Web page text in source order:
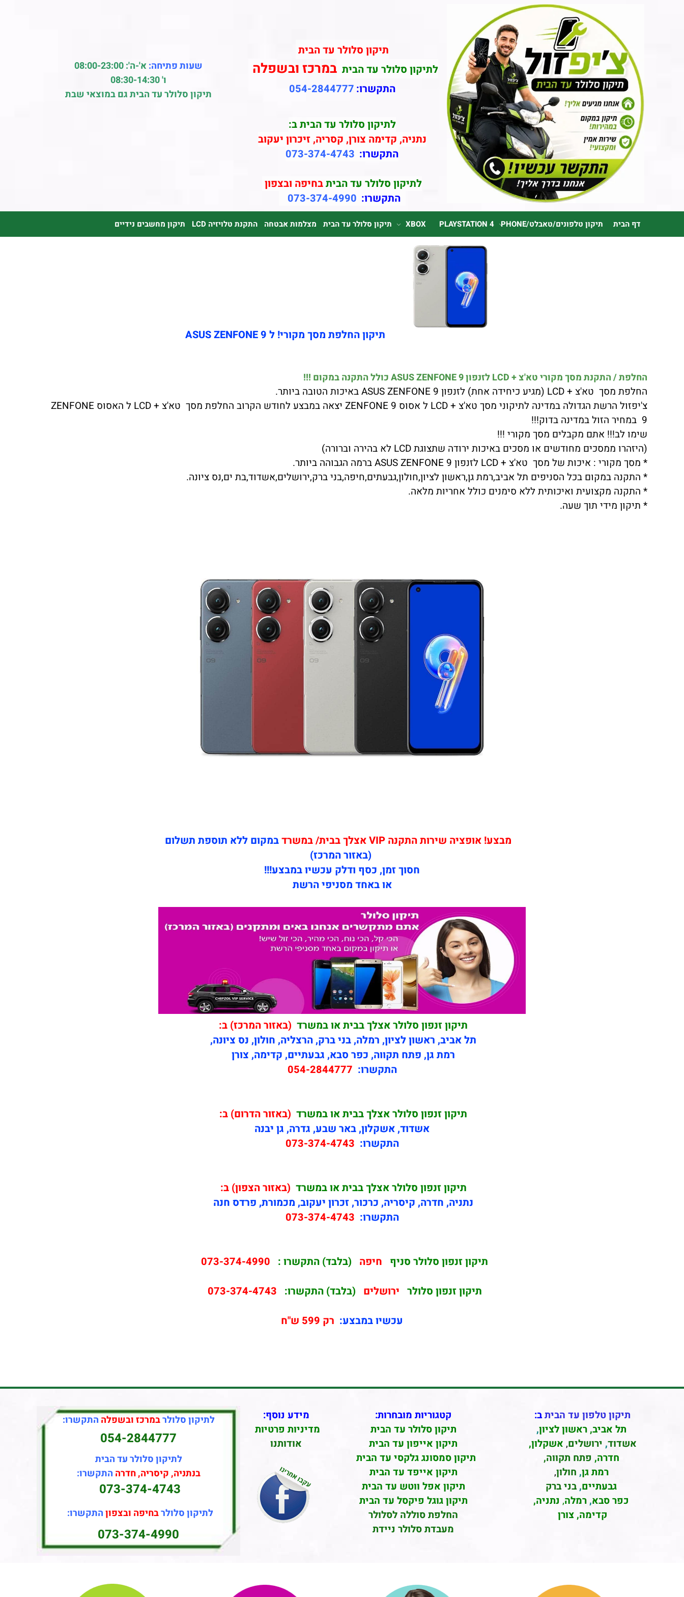
תיקון סלולר עד הבית
לתיקון סלולר עד הביתבמרכז ובשפלה
התקשרו: 054-2844777
לתיקון סלולר עד הבית ב:
נתניה, קדימה צורן, קסריה, זיכרון יעקוב
התקשרו: 073-374-4743
לתיקון סלולר עד הביתבחיפה ובצפון
התקשרו: 073-374-4990
שעות פתיחה:א'-ה': 08:00-23:00
ו' 08:30-14:30
תיקון סלולר עד הבית גם במוצאי שבת
דף הבית תיקון טלפונים/טאבלט/PHONE PLAYSTATION 4
XBOX תיקון סלולר עד הבית מצלמות אבטחה התקנת טלויזיה LCD תיקון מחשבים נידיים
תיקון החלפת מסך מקורי! ל ASUS ZENFONE 9
החלפת / התקנת מסך מקורי טא'צ + LCD לזנפון ASUS ZENFONE 9 כולל התקנה במקום !!!
החלפת מסך טא'צ + LCD (מגיע כיחידה אחת) לזנפון ASUS ZENFONE 9 באיכות הטובה ביותר.
צ'יפזול הרשת הגדולה במדינה לתיקוני מסך טא'צ + LCD ל אסוס ZENFONE 9 יצאה במבצע לחודש הקרוב החלפת מסך טא'צ + LCD ל האסוס ZENFONE
9 במחיר הזול במדינה בדוק!!!
שימו לב!!! אתם מקבלים מסך מקורי !!!
(היזהרו ממסכים מחודשים או מסכים באיכות ירודה שתצוגת LCD לא בהירה וברורה)
* מסך מקורי : איכות של מסך טא'צ + LCD לזנפון ASUS ZENFONE 9 ברמה הגבוהה ביותר.
* התקנה במקום בכל הסניפים תל אביב,רמת גן,ראשון לציון,חולון,גבעתים,חיפה,בני ברק,ירושלים,אשדוד,בת ים,נס ציונה.
* התקנה מקצועית ואיכותית ללא סימנים כולל אחריות מלאה.
* תיקון מידי תוך שעה.
מבצע! אופציה שירות התקנה VIP אצלך בבית/ במשרד
במקום ללא תוספת תשלום
(באזור המרכז)
חסוך זמן, כסף ודלק עכשיו במבצע!!!
או באחד מסניפי הרשת
תיקון זנפון סלולר אצלך בבית או במשרד (באזור המרכז) ב:
תל אביב, ראשון לציון, רמלה, בני ברק, הרצליה, חולון, נס ציונה,
רמת גן, פתח תקווה, כפר סבא, גבעתיים, קדימה, צורן
התקשרו: 054-2844777
תיקון זנפון סלולר אצלך בבית או במשרד (באזור הדרום) ב:
אשדוד, אשקלון, באר שבע, גדרה, גן יבנה
התקשרו: 073-374-4743
תיקון זנפון סלולר אצלך בבית או במשרד (באזור הצפון) ב:
נתניה, חדרה, קיסריה, כרכור, זכרון יעקוב, מכמורת, פרדס חנה
התקשרו: 073-374-4743
תיקון זנפון סלולר סניף חיפה (בלבד) התקשרו : 073-374-4990
תיקון זנפון סלולר ירושלים (בלבד) התקשרו: 073-374-4743
עכשיו במבצע: רק 599 ש"ח
תיקון טלפון עד הביתב:
תל אביב, ראשון לציון,
אשדוד, ירושלים, אשקלון,
חדרה, פתח תקווה,
רמת גן, חולון,
גבעתיים, בני ברק
כפר סבא, רמלה, נתניה,
קדימה, צורן
קטגוריות מובחרות:
תיקון סלולר עד הבית
תיקון אייפון עד הבית
תיקון סמסונג גלקסי עד הבית
תיקון אייפד עד הבית
תיקון אפל ווטש עד הבית
תיקון גוגל פיקסל עד הבית
החלפת סוללה לסלולר
מעבדת סלולר ניידת
מידע נוסף:
מדיניות פרטיות
אודותנו
לתיקון סלולרבמרכז ובשפלה התקשרו:
054-2844777
לתיקון סלולר עד הבית
בנתניה, קיסריה, חדרה התקשרו:
073-374-4743
לתיקון סלולרבחיפה ובצפוןהתקשרו:
073-374-4990